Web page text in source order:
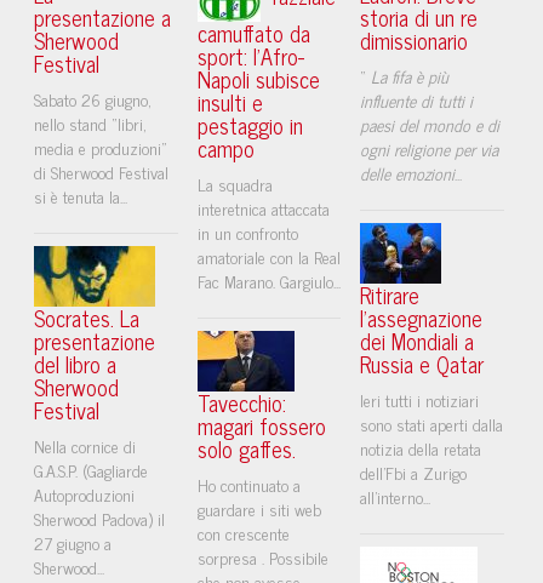
presentazione a
Sherwood
Festival
Sabato 26 giugno,
nello stand “libri,
media e produzioni”
di Sherwood Festival
si è tenuta la...
Socrates. La
presentazione
del libro a
Sherwood
Festival
Nella cornice di
G.A.S.P. (Gagliarde
Autoproduzioni
Sherwood Padova) il
27 giugno a
Sherwood...
camuffato da
sport: l’Afro-
Napoli subisce
insulti e
pestaggio in
campo
La squadra
interetnica attaccata
in un confronto
amatoriale con la Real
Fac Marano. Gargiulo...
Tavecchio:
magari fossero
solo gaffes.
Ho continuato a
guardare i siti web
con crescente
sorpresa . Possibile
storia di un re
dimissionario
“ La fifa è più
influente di tutti i
paesi del mondo e di
ogni religione per via
delle emozioni...
Ritirare
l'assegnazione
dei Mondiali a
Russia e Qatar
Ieri tutti i notiziari
sono stati aperti dalla
notizia della retata
dell'Fbi a Zurigo
all'interno...